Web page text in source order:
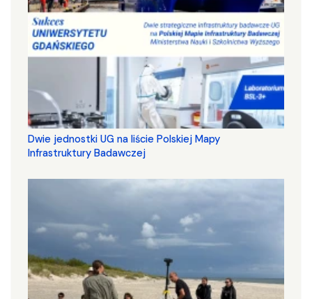
Dwie jednostki UG na liście Polskiej Mapy
Infrastruktury Badawczej